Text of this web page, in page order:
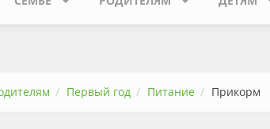
Первый год Питание Прикорм